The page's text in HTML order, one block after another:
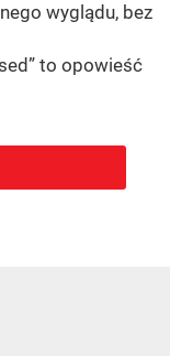
wyglądu, bez
to opowieść